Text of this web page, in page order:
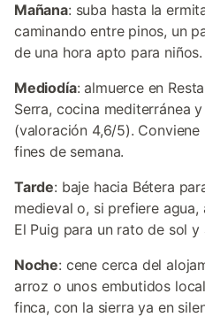
Mañana: suba hasta la
caminando entre pinos, un
de una hora apto para niños.
Mediodía: almuerce en
Serra, cocina mediterránea
(valoración 4,6/5).
fines de semana.
Tarde: baje hacia Bétera
medieval o, si prefiere
El Puig para un rato de sol y
Noche: cene cerca del
arroz o unos embutidos
finca, con la sierra ya en